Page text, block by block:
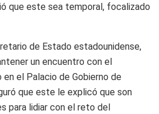
que este sea temporal, focalizado
de Estado estadounidense,
un encuentro con el
el Palacio de Gobierno de
que este le explicó que son
para lidiar con el reto del